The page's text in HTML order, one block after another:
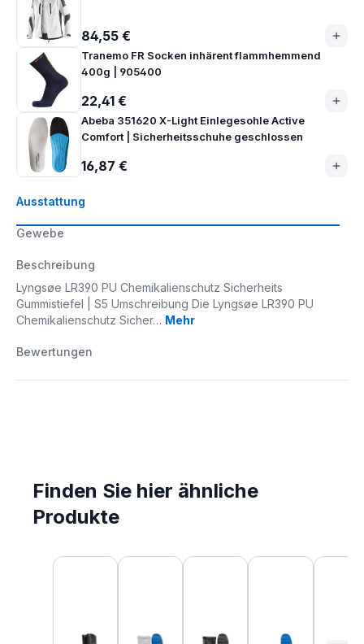
Ausstattung
Gewebe
Beschreibung
Lyngsøe LR390 PU Chemikalienschutz Sicherheits
Gummistiefel | S5 Umschreibung Die Lyngsøe LR390 PU
Chemikalienschutz Sicher… Mehr
Bewertungen
84,55 €
Tranemo FR Socken inhärent flammhemmend
400g | 905400
22,41 €
Abeba 351620 X-Light Einlegesohle Active
Comfort | Sicherheitsschuhe geschlossen
16,87 €
Finden Sie hier ähnliche
Produkte
Produktgalerie überspringen